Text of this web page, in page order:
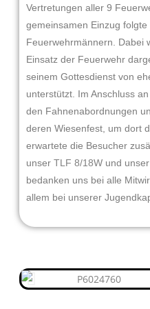
Vertretungen aller 9
gemeinsamen Einzug
Feuerwehrmännern. Dabei
Einsatz der Feuerwehr
seinem Gottesdienst von
unterstützt. Im Anschluss
den Fahnenabordnungen
deren Wiesenfest, um dort
erwartete die Besucher
unser TLF 8/18W und unser
bedanken uns bei alle
allem bei unserer